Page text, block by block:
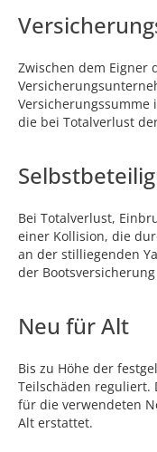
Zwischen dem Eigner
Versicherungssumme
die bei Totalverlust
Bei Totalverlust,
einer Kollision, die
an der stilliegenden
der
Neu für Alt
Bis zu Höhe der
Teilschäden reguliert.
für die verwendeten
Alt erstattet.